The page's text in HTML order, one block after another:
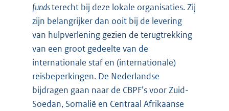
fundsterecht bij deze lokale organisaties. Zij
zijn belangrijker dan ooit bij de levering
van hulpverlening gezien de terugtrekking
van een groot gedeelte van de
internationale staf en (internationale)
reisbeperkingen. De Nederlandse
bijdragen gaan naar de CBPF’s voor Zuid-
Soedan, Somalië en Centraal Afrikaanse